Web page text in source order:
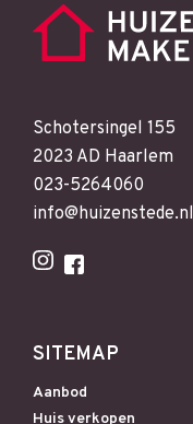
Schotersingel 155
2023 AD Haarlem
023-5264060
info@huizenstede.nl
SITEMAP
Aanbod
Huis verkopen